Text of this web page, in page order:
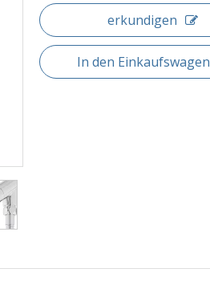
erkundigen
In den Einkaufswagen